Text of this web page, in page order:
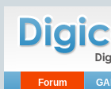
Forum